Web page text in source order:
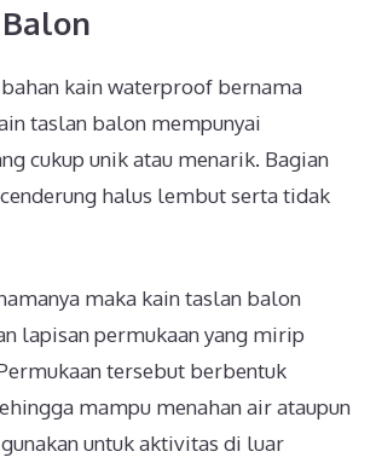
kain waterproof bernama
taslan balon mempunyai
cukup unik atau menarik. Bagian
halus lembut serta tidak
maka kain taslan balon
lapisan permukaan yang mirip
tersebut berbentuk
mampu menahan air ataupun
untuk aktivitas di luar